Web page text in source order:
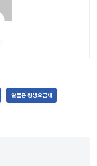
알뜰폰 평생요금제